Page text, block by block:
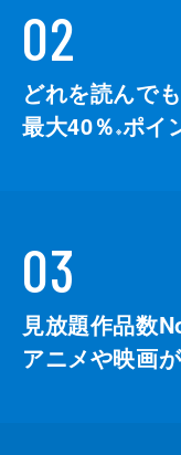
02
どれを読んでも
最大40％ ※ポイ
03
見放題作品数
アニメや映画